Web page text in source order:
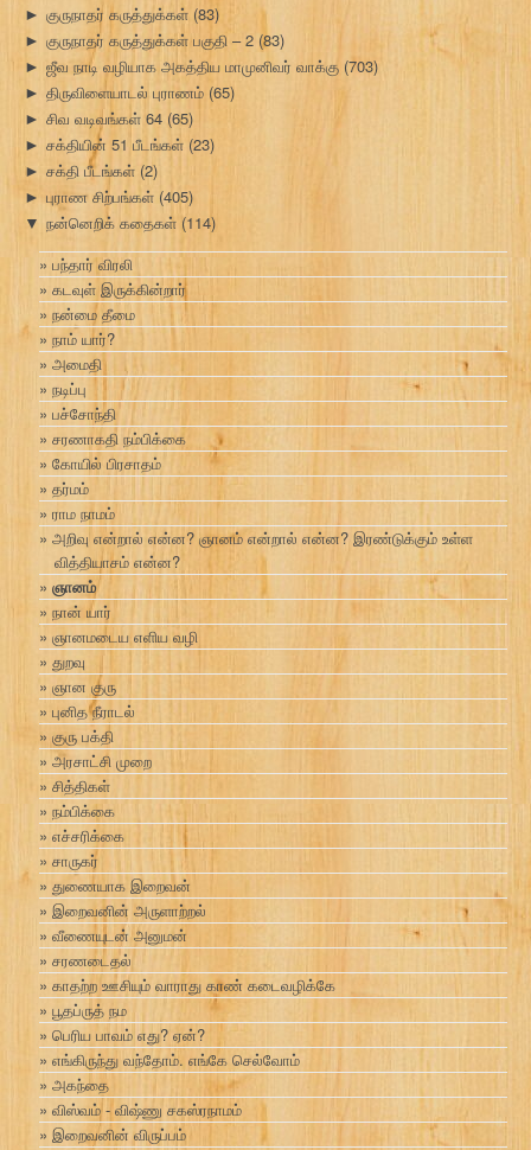
► குருநாதர் கருத்துக்கள் (83)
► குருநாதர் கருத்துக்கள் பகுதி – 2 (83)
► ஜீவ நாடி வழியாக அகத்திய மாமுனிவர் வாக்கு (703)
► திருவிளையாடல் புராணம் (65)
► சிவ வடிவங்கள் 64 (65)
► சக்தியின் 51 பீடங்கள் (23)
► சக்தி பீடங்கள் (2)
► புராண சிற்பங்கள் (405)
▼ நன்னெறிக் கதைகள் (114)
பந்தார் விரலி
கடவுள் இருக்கின்றார்
நன்மை தீமை
நாம் யார்?
அமைதி
நடிப்பு
பச்சோந்தி
சரணாகதி நம்பிக்கை
கோயில் பிரசாதம்
தர்மம்
ராம நாமம்
அறிவு என்றால் என்ன? ஞானம் என்றால் என்ன? இரண்டுக்கும் உள்ள
வித்தியாசம் என்ன?
ஞானம்
நான் யார்
ஞானமடைய எளிய வழி
துறவு
ஞான குரு
புனித நீராடல்
குரு பக்தி
அரசாட்சி முறை
சித்திகள்
நம்பிக்கை
எச்சரிக்கை
சாருகர்
துணையாக இறைவன்
இறைவனின் அருளாற்றல்
வீணையுடன் அனுமன்
சரணடைதல்
காதற்ற ஊசியும் வாராது காண் கடைவழிக்கே
பூதப்ருத் நம
பெரிய பாவம் எது? ஏன்?
எங்கிருந்து வந்தோம். எங்கே செல்வோம்
அகந்தை
விஸ்வம் - விஷ்ணு சகஸ்ரநாமம்
இறைவனின் விருப்பம்